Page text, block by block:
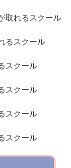
取れるスクール
るスクール
スクール
スクール
スクール
スクール